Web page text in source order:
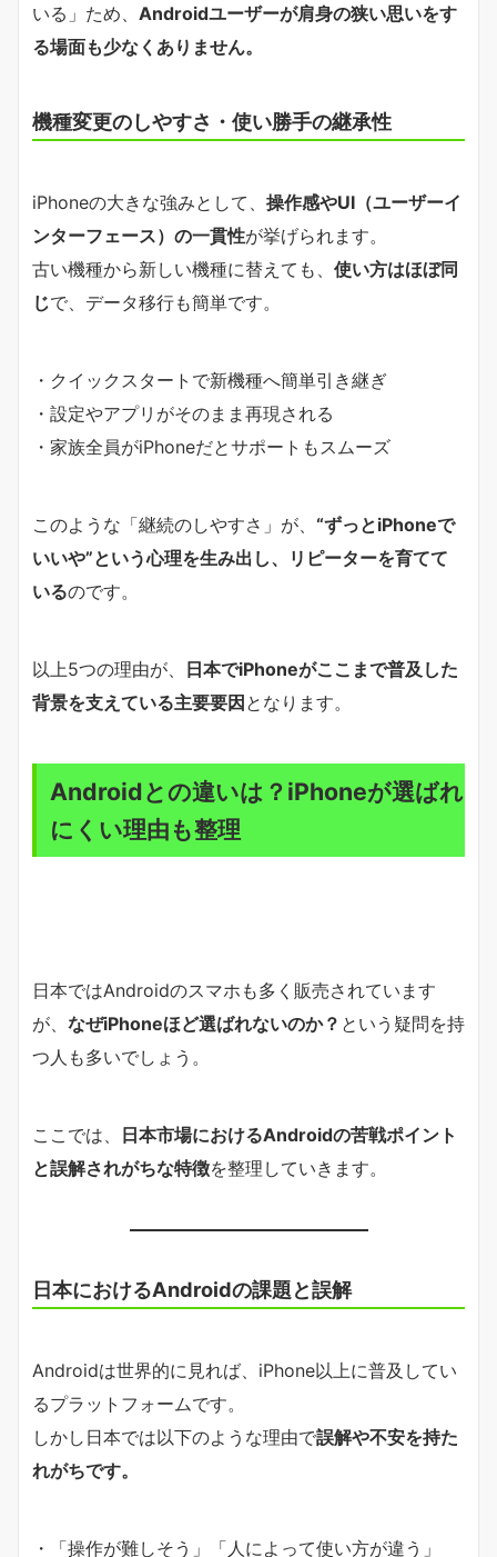
いる」ため、 Androidユーザーが肩身の狭い思いをす
る場面も少なくありません。
機種変更のしやすさ・使い勝手の継承性
iPhoneの大きな強みとして、 操作感やUI（ユーザーイ
ンターフェース）の一貫性が挙げられます。
古い機種から新しい機種に替えても、 使い方はほぼ同
じで、データ移行も簡単です。
・クイックスタートで新機種へ簡単引き継ぎ
・設定やアプリがそのまま再現される
・家族全員がiPhoneだとサポートもスムーズ
このような「継続のしやすさ」が、 “ずっとiPhoneで
いいや”という心理を生み出し、リピーターを育てて
いるのです。
以上5つの理由が、 日本でiPhoneがここまで普及した
背景を支えている主要要因となります。
Androidとの違いは？iPhoneが選ばれ
にくい理由も整理
日本ではAndroidのスマホも多く販売されています
が、 なぜiPhoneほど選ばれないのか？ という疑問を持
つ人も多いでしょう。
ここでは、 日本市場におけるAndroidの苦戦ポイント
と誤解されがちな特徴を整理していきます。
日本におけるAndroidの課題と誤解
Androidは世界的に見れば、iPhone以上に普及してい
るプラットフォームです。
しかし日本では以下のような理由で誤解や不安を持た
れがちです。
・「操作が難しそう」「人によって使い方が違う」